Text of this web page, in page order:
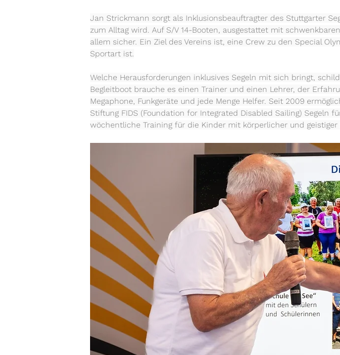
Jan Strickmann sorgt als Inklusionsbeauftragter des Stuttgarter
zum Alltag wird. Auf S/V 14-Booten, ausgestattet mit
allem sicher. Ein Ziel des Vereins ist, eine Crew zu den Special
Sportart ist.
Welche Herausforderungen inklusives Segeln mit sich bringt,
Begleitboot brauche es einen Trainer und einen Lehrer, der
Megaphone, Funkgeräte und jede Menge Helfer. Seit 2009
Stiftung FIDS (Foundation for Integrated Disabled Sailing) Segeln
wöchentliche Training für die Kinder mit körperlicher und